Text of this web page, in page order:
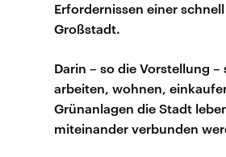
Erfordernissen einer
Großstadt.
Darin – so die Vorstellung
arbeiten, wohnen,
Grünanlagen die Stadt
miteinander verbunden